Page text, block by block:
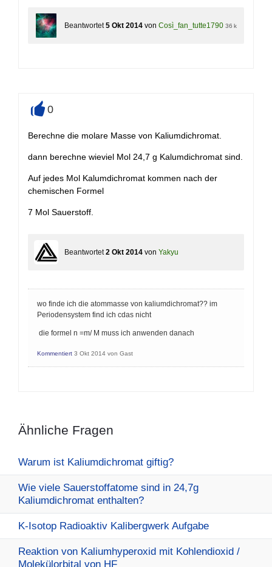
Beantwortet 5 Okt 2014 von Così_fan_tutte1790 36 k
0
Berechne die molare Masse von Kaliumdichromat.
dann berechne wieviel Mol 24,7 g Kalumdichromat sind.
Auf jedes Mol Kalumdichromat kommen nach der
chemischen Formel
7 Mol Sauerstoff.
Beantwortet 2 Okt 2014 von Yakyu
wo finde ich die atommasse von kaliumdichromat?? im
Periodensystem find ich cdas nicht
die formel n =m/ M muss ich anwenden danach
Kommentiert 3 Okt 2014 von Gast
Ähnliche Fragen
Warum ist Kaliumdichromat giftig?
Wie viele Sauerstoffatome sind in 24,7g
Kaliumdichromat enthalten?
K-Isotop Radioaktiv Kalibergwerk Aufgabe
Reaktion von Kaliumhyperoxid mit Kohlendioxid /
Molekülorbital von HF